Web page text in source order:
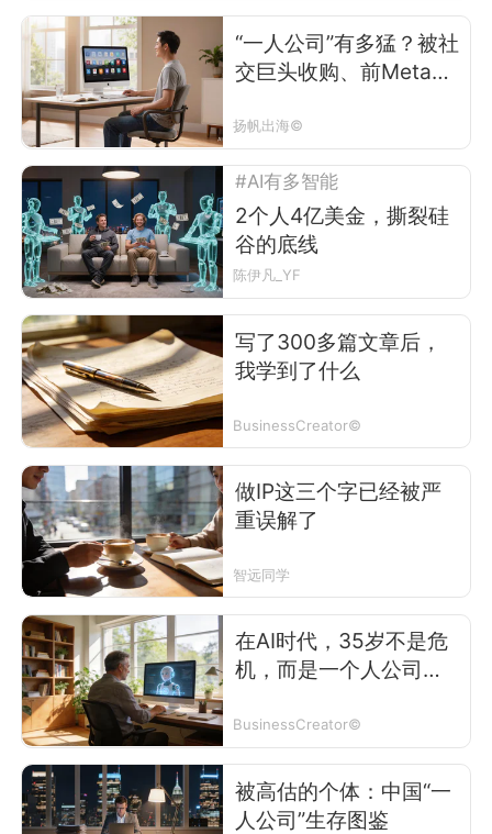
“一人公司”有多猛？被社
交巨头收购、前Meta员
做120款出海APP
扬帆出海©
#AI有多智能
2个人4亿美金，撕裂硅
谷的底线
陈伊凡_YF
写了300多篇文章后，
我学到了什么
BusinessCreator©
做IP这三个字已经被严
重误解了
智远同学
在AI时代，35岁不是危
机，而是一个人公司的
BusinessCreator©
被高估的个体：中国“一
人公司”生存图鉴